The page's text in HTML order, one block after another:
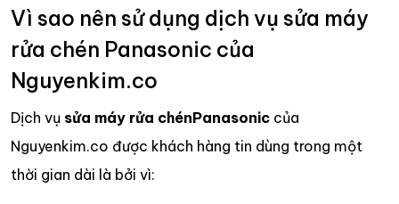
Vì sao nên sử dụng dịch vụ sửa máy
rửa chén Panasonic của
Nguyenkim.co
Dịch vụ sửa máy rửa chénPanasonic của
Nguyenkim.co được khách hàng tin dùng trong một
thời gian dài là bởi vì: